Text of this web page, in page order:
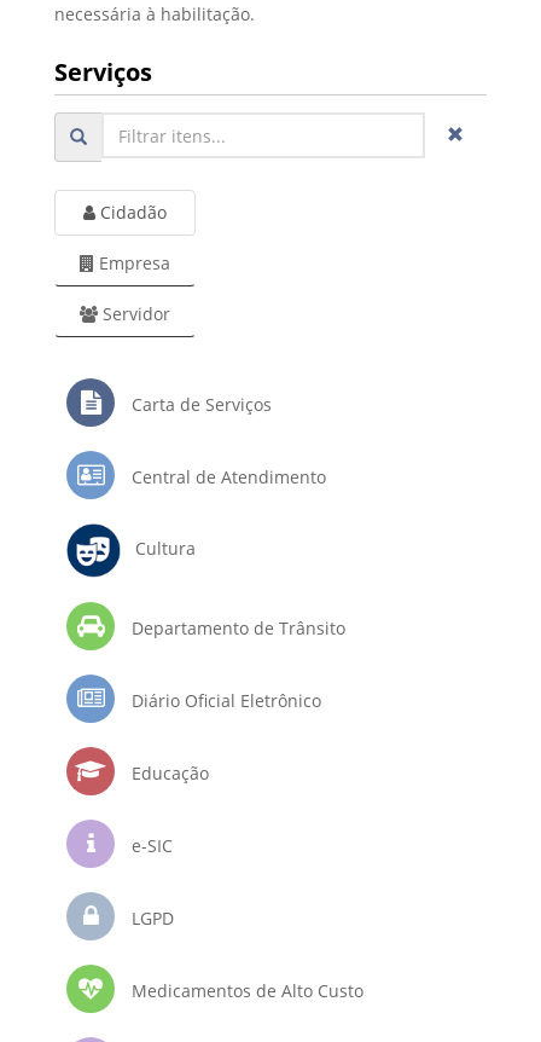
necessária à habilitação.
Serviços
Cidadão
Empresa
Servidor
Carta de Serviços
Central de Atendimento
Cultura
Departamento de Trânsito
Diário Oficial Eletrônico
Educação
e-SIC
LGPD
Medicamentos de Alto Custo